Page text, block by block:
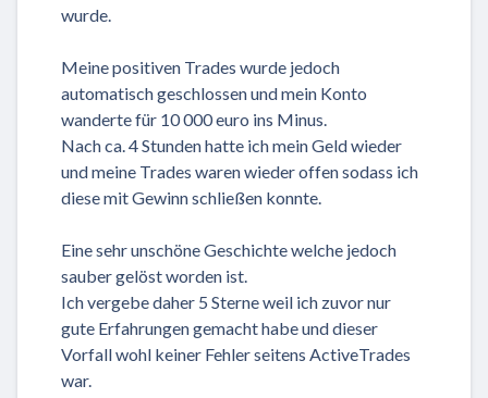
wurde.
Meine positiven Trades wurde jedoch
automatisch geschlossen und mein Konto
wanderte für 10 000 euro ins Minus.
Nach ca. 4 Stunden hatte ich mein Geld wieder
und meine Trades waren wieder offen sodass ich
diese mit Gewinn schließen konnte.
Eine sehr unschöne Geschichte welche jedoch
sauber gelöst worden ist.
Ich vergebe daher 5 Sterne weil ich zuvor nur
gute Erfahrungen gemacht habe und dieser
Vorfall wohl keiner Fehler seitens ActiveTrades
war.